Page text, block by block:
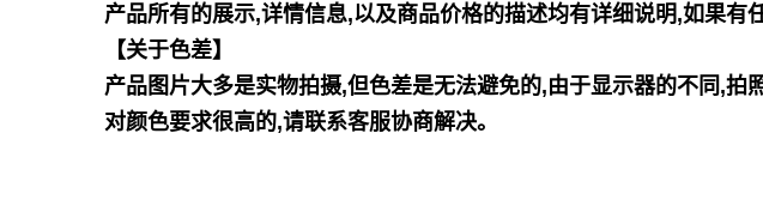
产品所有的展示,详情信息,以及商品价格的描述均有详细说明,如果有
【关于色差】
产品图片大多是实物拍摄,但色差是无法避免的,由于显示器的不同,拍
对颜色要求很高的,请联系客服协商解决。